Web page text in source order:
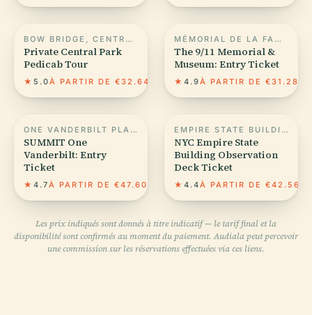
BOW BRIDGE, CENTRAL PARK
Private Central Park
Pedicab Tour
★ 5.0À PARTIR DE €32.64
MÉMORIAL DE LA FAMINE IRLANDAISE
The 9/11 Memorial &
Museum: Entry Ticket
★ 4.9À PARTIR DE €31.28
ONE VANDERBILT PLACE
SUMMIT One
Vanderbilt: Entry
Ticket
★ 4.7À PARTIR DE €47.60
EMPIRE STATE BUILDING
NYC Empire State
Building Observation
Deck Ticket
★ 4.4À PARTIR DE €42.56
Les prix indiqués sont donnés à titre indicatif — le tarif final et la
disponibilité sont confirmés au moment du paiement. Audiala peut percevoir
une commission sur les réservations effectuées via ces liens.